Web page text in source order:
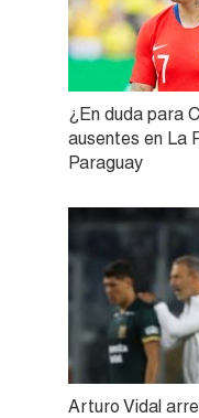
¿En duda para
ausentes en La
Paraguay
Arturo Vidal